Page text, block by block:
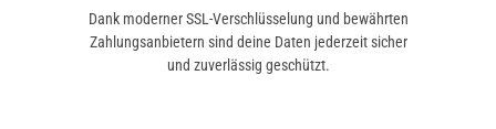
Dank moderner SSL-Verschlüsselung und bewährten
Zahlungsanbietern sind deine Daten jederzeit sicher
und zuverlässig geschützt.